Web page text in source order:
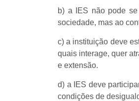
b) a IES não pode
sociedade, mas ao
c) a instituição deve
quais interage, quer
e extensão.
d) a IES deve
condições de